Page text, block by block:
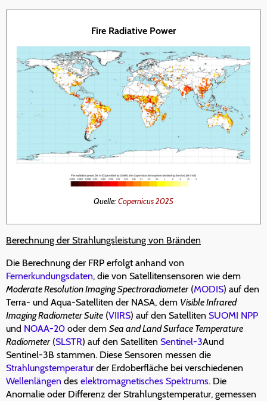
Fire Radiative Power
Quelle:Copernicus 2025
Berechnung der Strahlungsleistung von Bränden
Die Berechnung der FRP erfolgt anhand von
Fernerkundungsdaten, die von Satellitensensoren wie dem
Moderate Resolution Imaging Spectroradiometer(MODIS) auf den
Terra- und Aqua-Satelliten der NASA, dem Visible Infrared
Imaging Radiometer Suite (VIIRS) auf den Satelliten SUOMI NPP
und NOAA-20 oder dem Sea and Land Surface Temperature
Radiometer(SLSTR) auf den Satelliten Sentinel-3Aund
Sentinel-3B stammen. Diese Sensoren messen die
Strahlungstemperatur der Erdoberfläche bei verschiedenen
Wellenlängen des elektromagnetisches Spektrums. Die
Anomalie oder Differenz der Strahlungstemperatur, gemessen